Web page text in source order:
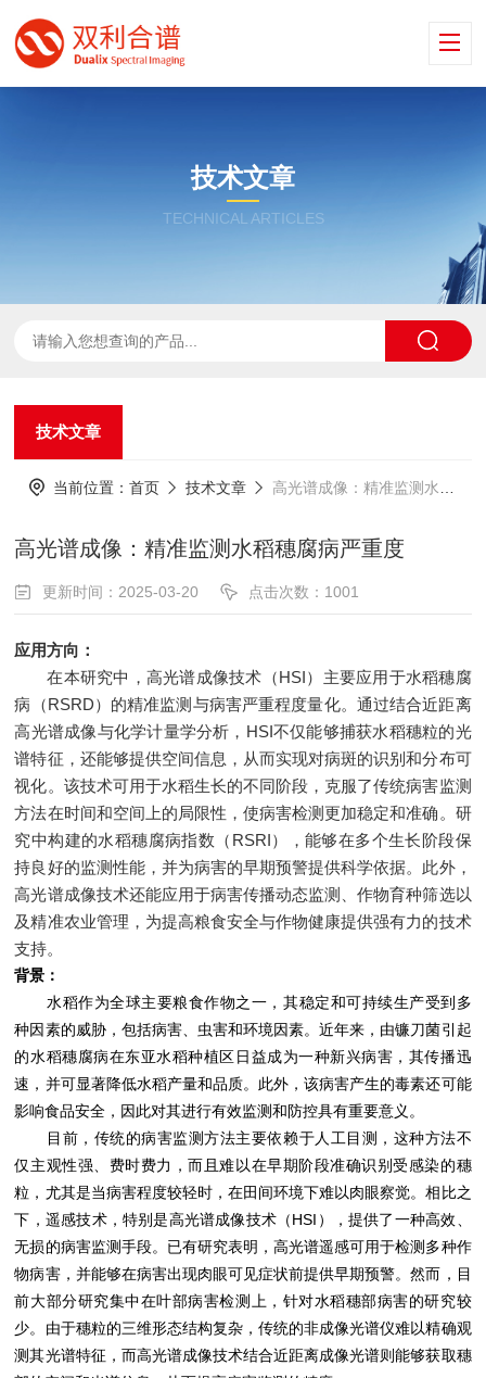
技术文章
TECHNICAL ARTICLES
技术文章
当前位置：首页 技术文章 高光谱成像：精准监测水稻穗腐病严重度
高光谱成像：精准监测水稻穗腐病严重度
更新时间：2025-03-20 点击次数：1001
应用方向：
在本研究中，高光谱成像技术（HSI）主要应用于水稻穗腐
病（RSRD）的精准监测与病害严重程度量化。通过结合近距离
高光谱成像与化学计量学分析，HSI不仅能够捕获水稻穗粒的光
谱特征，还能够提供空间信息，从而实现对病斑的识别和分布可
视化。该技术可用于水稻生长的不同阶段，克服了传统病害监测
方法在时间和空间上的局限性，使病害检测更加稳定和准确。研
究中构建的水稻穗腐病指数（RSRI），能够在多个生长阶段保
持良好的监测性能，并为病害的早期预警提供科学依据。此外，
高光谱成像技术还能应用于病害传播动态监测、作物育种筛选以
及精准农业管理，为提高粮食安全与作物健康提供强有力的技术
支持。
背景：
水稻作为全球主要粮食作物之一，其稳定和可持续生产受到多
种因素的威胁，包括病害、虫害和环境因素。近年来，由镰刀菌引起
的水稻穗腐病在东亚水稻种植区日益成为一种新兴病害，其传播迅
速，并可显著降低水稻产量和品质。此外，该病害产生的毒素还可能
影响食品安全，因此对其进行有效监测和防控具有重要意义。
目前，传统的病害监测方法主要依赖于人工目测，这种方法不
仅主观性强、费时费力，而且难以在早期阶段准确识别受感染的穗
粒，尤其是当病害程度较轻时，在田间环境下难以肉眼察觉。相比之
下，遥感技术，特别是高光谱成像技术（HSI），提供了一种高效、
无损的病害监测手段。已有研究表明，高光谱遥感可用于检测多种作
物病害，并能够在病害出现肉眼可见症状前提供早期预警。然而，目
前大部分研究集中在叶部病害检测上，针对水稻穗部病害的研究较
少。由于穗粒的三维形态结构复杂，传统的非成像光谱仪难以精确观
测其光谱特征，而高光谱成像技术结合近距离成像光谱则能够获取穗